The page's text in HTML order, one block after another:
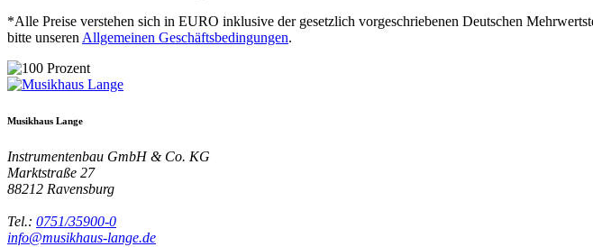
*Alle Preise verstehen sich in EURO inklusive der gesetzlich vorgeschriebenen Deutschen
bitte unseren Allgemeinen Geschäftsbedingungen.
Musikhaus Lange
Instrumentenbau GmbH & Co. KG
Marktstraße 27
88212 Ravensburg
Tel.: 0751/35900-0
info@musikhaus-lange.de